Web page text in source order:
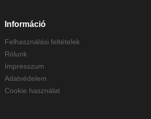
Információ
Felhasználási feltételek
Rólunk
Impresszum
Adatvédelem
Cookie használat